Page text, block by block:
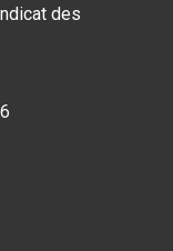
des